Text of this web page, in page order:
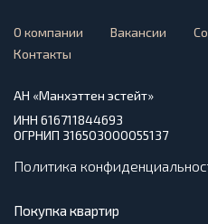
О компании Вакансии
Контакты
АН «Манхэттен эстейт»
ИНН 616711844693
ОГРНИП 316503000055137
Политика
Покупка квартир